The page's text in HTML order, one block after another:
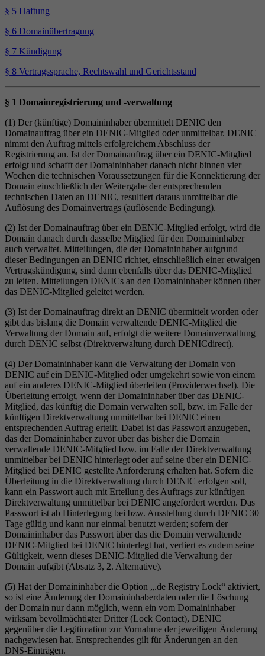
§ 5 Haftung
§ 6 Domainübertragung
§ 7 Kündigung
§ 8 Vertragssprache, Rechtswahl und Gerichtsstand
§ 1 Domainregistrierung und -verwaltung
(1) Der (künftige) Domaininhaber übermittelt DENIC den
Domainauftrag über ein DENIC-Mitglied oder unmittelbar. DENIC
nimmt den Auftrag mittels erfolgreichem Abschluss der
Registrierung an. Ist der Domainauftrag über ein DENIC-Mitglied
erfolgt und schafft der Domaininhaber danach nicht binnen vier
Wochen die technischen Voraussetzungen für die Konnektierung der
Domain einschließlich der Weitergabe der entsprechenden
technischen Daten an DENIC, resultiert daraus unmittelbar die
Auflösung des Domainvertrags (auflösende Bedingung).
(2) Ist der Domainauftrag über ein DENIC-Mitglied erfolgt, wird die
Domain danach durch dasselbe Mitglied für den Domaininhaber
auch verwaltet. Mitteilungen, die der Domaininhaber aufgrund
dieser Bedingungen an DENIC richtet, einschließlich einer etwaigen
Vertragskündigung, sind dann ebenfalls über das DENIC-Mitglied
zu leiten. Mitteilungen DENICs an den Domaininhaber können über
das DENIC-Mitglied geleitet werden.
(3) Ist der Domainauftrag direkt an DENIC übermittelt worden oder
gibt das bislang die Domain verwaltende DENIC-Mitglied die
Verwaltung der Domain auf, erfolgt die weitere Domainverwaltung
durch DENIC selbst (Direktverwaltung durch DENICdirect).
(4) Der Domaininhaber kann die Verwaltung der Domain von
DENIC auf ein DENIC-Mitglied oder umgekehrt sowie von einem
auf ein anderes DENIC-Mitglied überleiten (Providerwechsel). Die
Überleitung erfolgt, wenn der Domaininhaber über das DENIC-
Mitglied, das künftig die Domain verwalten soll, bzw. im Falle der
künftigen Direktverwaltung unmittelbar bei DENIC einen
entsprechenden Auftrag erteilt. Dabei ist das Passwort anzugeben,
das der Domaininhaber zuvor über das bisher die Domain
verwaltende DENIC-Mitglied bzw. im Falle der Direktverwaltung
unmittelbar bei DENIC hinterlegt oder auf seine über ein DENIC-
Mitglied bei DENIC gestellte Anforderung erhalten hat. Sofern die
Überleitung in die Direktverwaltung durch DENIC erfolgen soll,
kann ein Passwort auch mit Erteilung des Auftrags zur künftigen
Direktverwaltung unmittelbar bei DENIC angefordert werden. Das
Passwort ist ab Hinterlegung bei bzw. Ausstellung durch DENIC 30
Tage gültig und kann nur einmal benutzt werden; sofern der
Domaininhaber das Passwort über das die Domain verwaltende
DENIC-Mitglied bei DENIC hinterlegt hat, verliert es zudem seine
Gültigkeit, wenn dieses DENIC-Mitglied die Verwaltung der
Domain aufgibt (Absatz 3, 2. Alternative).
(5) Hat der Domaininhaber die Option „.de Registry Lock“ aktiviert,
so ist eine Änderung der Domaininhaberdaten oder die Löschung
der Domain nur dann möglich, wenn ein vom Domaininhaber
wirksam bevollmächtigter Dritter (Lock Contact), DENIC
gegenüber die Legitimation zur Vornahme der jeweiligen Änderung
nachgewiesen hat. Entsprechendes gilt für Änderungen an den
DNS-Einträgen.